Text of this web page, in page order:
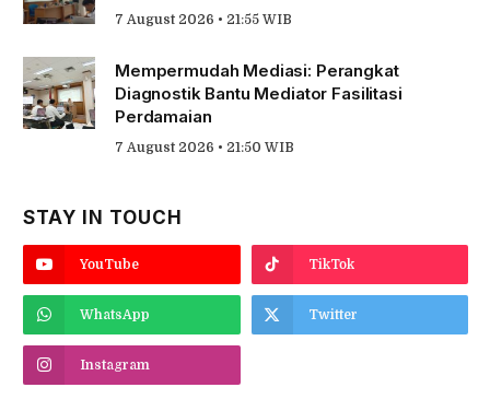
7 August 2026 • 21:55 WIB
Mempermudah Mediasi: Perangkat
Diagnostik Bantu Mediator Fasilitasi
Perdamaian
7 August 2026 • 21:50 WIB
STAY IN TOUCH
YouTube TikTok
WhatsApp Twitter
Instagram